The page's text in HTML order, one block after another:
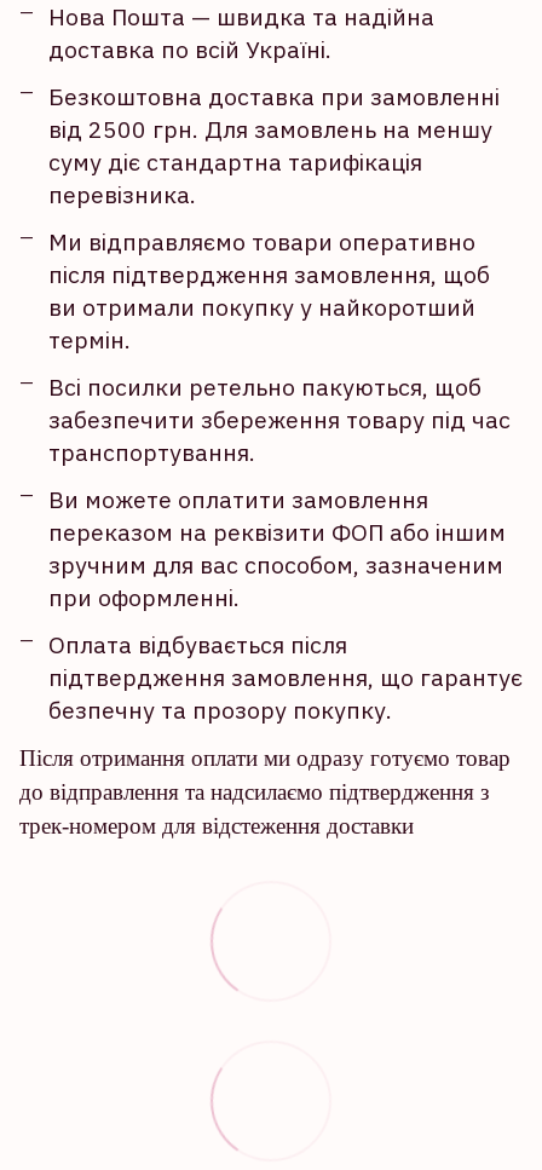
Нова Пошта — швидка та надійна
доставка по всій Україні.
Безкоштовна доставка при замовленні
від 2500 грн. Для замовлень на меншу
суму діє стандартна тарифікація
перевізника.
Ми відправляємо товари оперативно
після підтвердження замовлення, щоб
ви отримали покупку у найкоротший
термін.
Всі посилки ретельно пакуються, щоб
забезпечити збереження товару під час
транспортування.
Ви можете оплатити замовлення
переказом на реквізити ФОП або іншим
зручним для вас способом, зазначеним
при оформленні.
Оплата відбувається після
підтвердження замовлення, що гарантує
безпечну та прозору покупку.
Після отримання оплати ми одразу готуємо товар
до відправлення та надсилаємо підтвердження з
трек-номером для відстеження доставки